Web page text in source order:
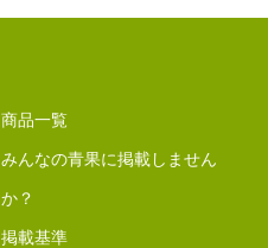
商品一覧
みんなの青果に掲載しません
か？
掲載基準